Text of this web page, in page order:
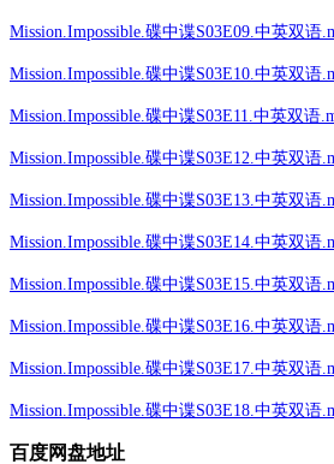
Mission.Impossible.碟中谍S03E09.中英双语
Mission.Impossible.碟中谍S03E10.中英双语
Mission.Impossible.碟中谍S03E11.中英双语
Mission.Impossible.碟中谍S03E12.中英双语
Mission.Impossible.碟中谍S03E13.中英双语
Mission.Impossible.碟中谍S03E14.中英双语
Mission.Impossible.碟中谍S03E15.中英双语
Mission.Impossible.碟中谍S03E16.中英双语
Mission.Impossible.碟中谍S03E17.中英双语
Mission.Impossible.碟中谍S03E18.中英双语
百度网盘地址